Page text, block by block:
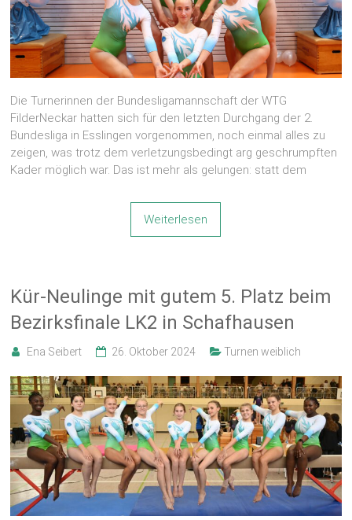
Die Turnerinnen der Bundesligamannschaft der WTG
FilderNeckar hatten sich für den letzten Durchgang der 2.
Bundesliga in Esslingen vorgenommen, noch einmal alles zu
zeigen, was trotz dem verletzungsbedingt arg geschrumpften
Kader möglich war. Das ist mehr als gelungen: statt dem
Weiterlesen
Kür-Neulinge mit gutem 5. Platz beim
Bezirksfinale LK2 in Schafhausen
Ena Seibert 26. Oktober 2024 Turnen weiblich